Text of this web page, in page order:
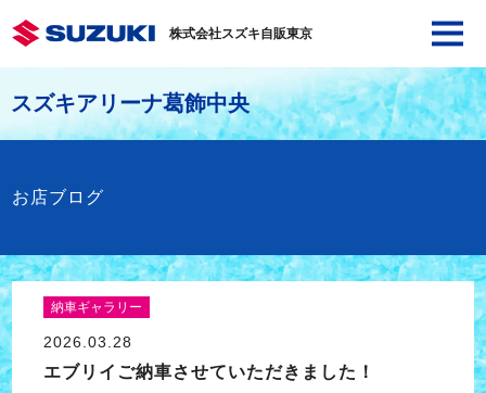
株式会社スズキ自販東京
スズキアリーナ葛飾中央
お店ブログ
納車ギャラリー
2026.03.28
エブリイご納車させていただきました！